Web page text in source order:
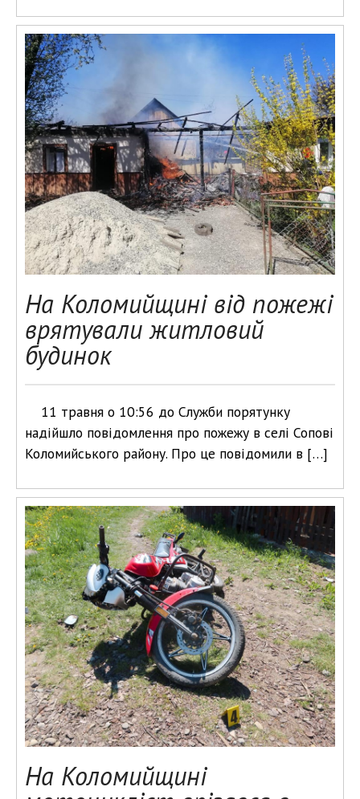
На Коломийщині від пожежі
врятували житловий
будинок
11 травня о 10:56 до Служби порятунку
надійшло повідомлення про пожежу в селі Сопові
Коломийського району. Про це повідомили в […]
На Коломийщині